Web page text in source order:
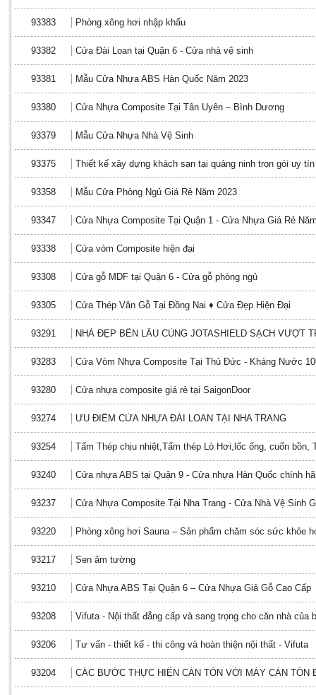
93383 Phòng xông hơi nhập khẩu
93382 Cửa Đài Loan tại Quận 6 - Cửa nhà vệ sinh
93381 Mẫu Cửa Nhựa ABS Hàn Quốc Năm 2023
93380 Cửa Nhựa Composite Tại Tân Uyên – Bình Dương
93379 Mẫu Cửa Nhựa Nhà Vệ Sinh
93375 Thiết kế xây dựng khách sạn tại quảng ninh trọn gói uy tín
93358 Mẫu Cửa Phòng Ngủ Giá Rẻ Năm 2023
93347 Cửa Nhựa Composite Tại Quận 1 - Cửa Nhựa Giá Rẻ
93338 Cửa vòm Composite hiện đại
93308 Cửa gỗ MDF tại Quận 6 - Cửa gỗ phòng ngủ
93305 Cửa Thép Vân Gỗ Tại Đồng Nai ♦ Cửa Đẹp Hiện Đại
93291 NHÀ ĐẸP BỀN LÂU CÙNG JOTASHIELD SẠCH VƯỢT
93283 Cửa Vòm Nhựa Composite Tại Thủ Đức - Kháng Nước
93280 Cửa nhựa composite giá rẻ tại SaigonDoor
93274 ƯU ĐIỂM CỬA NHỰA ĐÀI LOAN TẠI NHA TRANG
93254 Tấm Thép chịu nhiệt,Tấm thép Lò Hơi,lốc ống, cuốn bồn,
93240 Cửa nhựa ABS tại Quận 9 - Cửa nhựa Hàn Quốc chính
93237 Cửa Nhựa Composite Tại Nha Trang - Cửa Nhà Vệ Sinh
93220 Phòng xông hơi Sauna – Sản phẩm chăm sóc sức khỏe
93217 Sen âm tường
93210 Cửa Nhựa ABS Tại Quận 6 – Cửa Nhựa Giả Gỗ Cao Cấp
93208 Vifuta - Nội thất đẳng cấp và sang trọng cho căn nhà của
93206 Tư vấn - thiết kế - thi công và hoàn thiện nội thất - Vifuta
93204 CÁC BƯỚC THỰC HIỆN CÁN TÔN VỚI MÁY CÁN TÔN